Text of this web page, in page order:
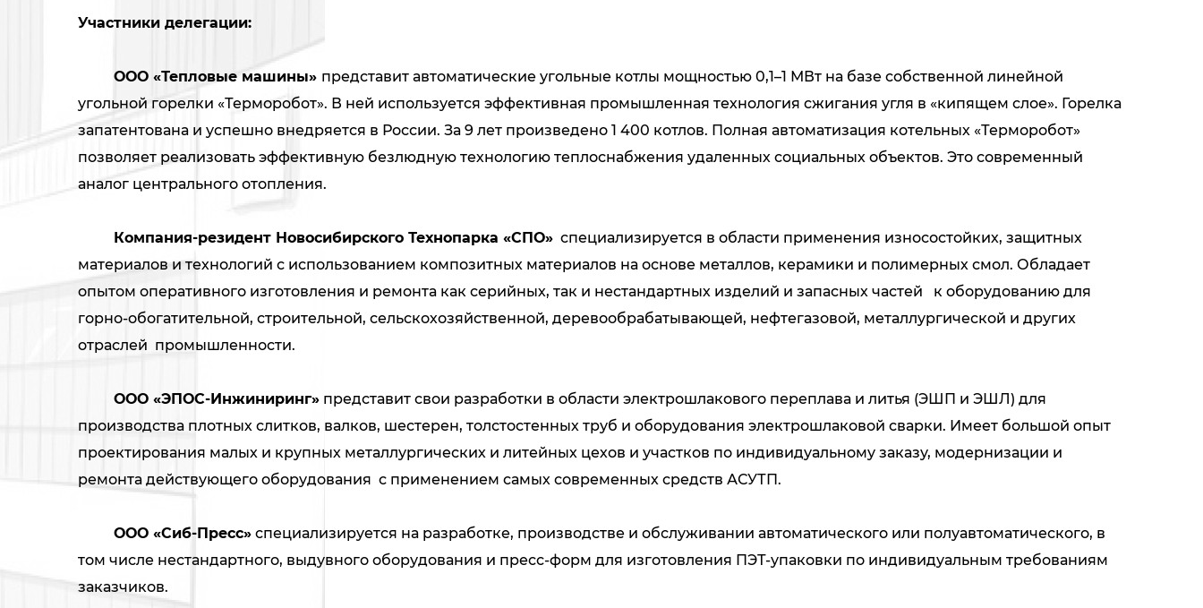
Участники делегации:
ООО «Тепловые машины» представит автоматические угольные котлы мощностью 0,1–1 МВт на базе собственной линейной
угольной горелки «Терморобот». В ней используется эффективная промышленная технология сжигания угля в «кипящем слое». Горелка
запатентована и успешно внедряется в России. За 9 лет произведено 1 400 котлов. Полная автоматизация котельных «Терморобот»
позволяет реализовать эффективную безлюдную технологию теплоснабжения удаленных социальных объектов. Это современный
аналог центрального отопления.
Компания-резидент Новосибирского Технопарка «СПО» специализируется в области применения износостойких, защитных
материалов и технологий с использованием композитных материалов на основе металлов, керамики и полимерных смол. Обладает
опытом оперативного изготовления и ремонта как серийных, так и нестандартных изделий и запасных частей к оборудованию для
горно-обогатительной, строительной, сельскохозяйственной, деревообрабатывающей, нефтегазовой, металлургической и других
отраслей промышленности.
ООО «ЭПОС-Инжиниринг» представит свои разработки в области электрошлакового переплава и литья (ЭШП и ЭШЛ) для
производства плотных слитков, валков, шестерен, толстостенных труб и оборудования электрошлаковой сварки. Имеет большой опыт
проектирования малых и крупных металлургических и литейных цехов и участков по индивидуальному заказу, модернизации и
ремонта действующего оборудования с применением самых современных средств АСУТП.
ООО «Сиб-Пресс» специализируется на разработке, производстве и обслуживании автоматического или полуавтоматического, в
том числе нестандартного, выдувного оборудования и пресс-форм для изготовления ПЭТ-упаковки по индивидуальным требованиям
заказчиков.